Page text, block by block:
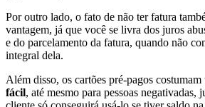
Por outro lado, o fato de não ter fatura
vantagem, já que você se livra dos juros
e do parcelamento da fatura, quando não
integral dela.
Além disso, os cartões pré-pagos costumam
fácil, até mesmo para pessoas negativadas,